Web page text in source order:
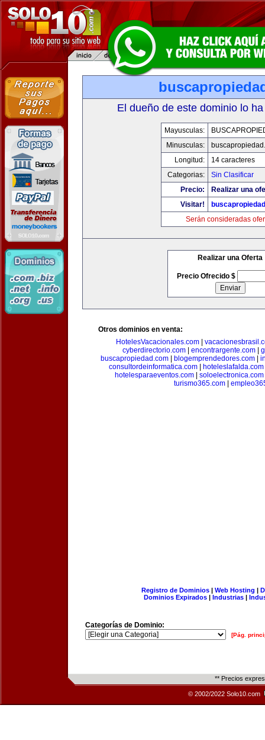
El dueño de este dominio lo
Mayusculas:
Minusculas:
Longitud:
14 caracteres
Categorias:
Sin Clasificar
Precio:
Realizar una
Visitar!
Serán consideradas
Realizar una Oferta
Precio Ofrecido $
Otros dominios en venta:
HotelesVacacionales.com|
cyberdirectorio.com| encontrargente.com|
buscapropiedad.com| blogemprendedores.com|
consultordeinformatica.com| hoteleslafalda.com
hotelesparaeventos.com
soloelectronica.com
turismo365.com
Registro de Dominios| Web Hosting |
Dominios Expirados | Industrias |
Categorías de Dominio:
[Pág.
** Precios
© 2002/2022 Solo10.com